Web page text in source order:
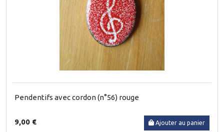
Pendentifs avec cordon (n°56) rouge
9,00 € Ajouter au panier